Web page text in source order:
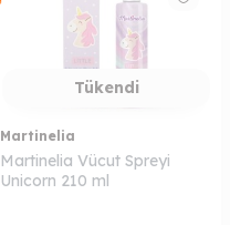
Tükendi
Martinelia
Martinelia Vücut Spreyi
Unicorn 210 ml